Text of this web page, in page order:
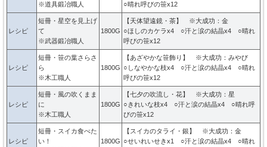
※道具鍛冶職人
○晴れ呼びの笹x12
レシピ
短冊・星空を見上げ
て
※武器鍛冶職人
1800G
【天体望遠鏡・茶】 ※大成功：金
○ほしのカケラx4 ○汗と涙の結晶x4 ○晴れ
呼びの笹x12
レシピ
短冊・笹の葉さらさ
ら
※木工職人
1800G
【あざやかな笹飾り】 ※大成功：みやび
○しなやかな枝x4 ○汗と涙の結晶x4 ○晴れ
呼びの笹x12
レシピ
短冊・風の吹くまま
に
※木工職人
1800G
【七夕の吹流し・花】 ※大成功：星
○きれいな枝x4 ○汗と涙の結晶x4 ○晴れ呼
びの笹x12
レシピ
短冊・スイカ食べた
い！
1800G
【スイカのタライ・銀】 ※大成功：金
○せいれいせきx1 ○汗と涙の結晶x4 ○晴れ